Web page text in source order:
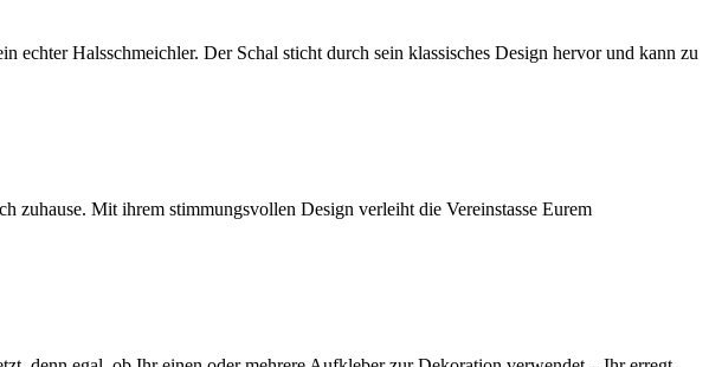
Halsschmeichler. Der Schal sticht durch sein klassisches Design hervor und kann zu
zuhause. Mit ihrem stimmungsvollen Design verleiht die Vereinstasse Eurem